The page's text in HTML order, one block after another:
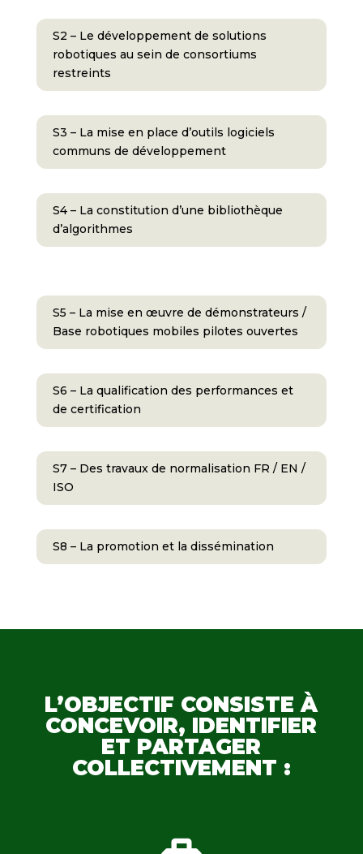
S2 – Le développement de solutions
robotiques au sein de consortiums
restreints
S3 – La mise en place d’outils logiciels
communs de développement
S4 – La constitution d’une bibliothèque
d’algorithmes
S5 – La mise en œuvre de démonstrateurs /
Base robotiques mobiles pilotes ouvertes
S6 – La qualification des performances et
de certification
S7 – Des travaux de normalisation FR / EN /
ISO
S8 – La promotion et la dissémination
L’OBJECTIF CONSISTE À
CONCEVOIR, IDENTIFIER
ET PARTAGER
COLLECTIVEMENT :